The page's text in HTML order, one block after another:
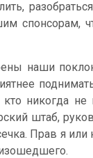
спонсорам,
наши
кто никогда
штаб,
Прав я